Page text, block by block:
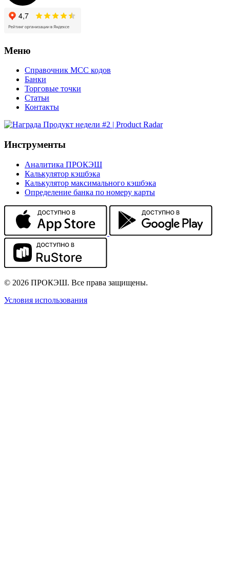
Меню
Справочник MCC кодов
Банки
Торговые точки
Статьи
Контакты
Инструменты
Аналитика ПРОКЭШ
Калькулятор кэшбэка
Калькулятор максимального кэшбэка
Определение банка по номеру карты
© 2026 ПРОКЭШ. Все права защищены.
Условия использования